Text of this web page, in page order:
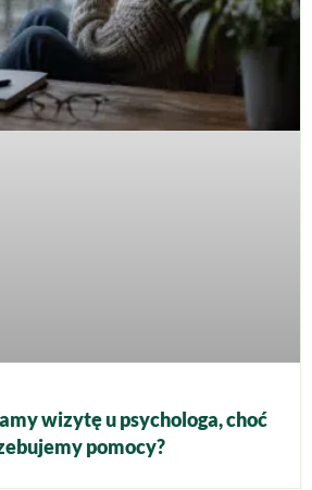
wizytę u psychologa, choć
pomocy?